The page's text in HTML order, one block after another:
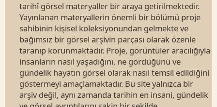
tarihî görsel materyaller bir araya getirilmektedir.
Yayınlanan materyallerin önemli bir bölümü proje
sahibinin kişisel koleksiyonundan gelmekte ve
bağımsız bir görsel arşivin parçası olarak özenle
taranıp korunmaktadır. Proje, görüntüler aracılığıyla
insanların nasıl yaşadığını, ne gördüğünü ve
gündelik hayatın görsel olarak nasıl temsil edildiğini
göstermeyi amaçlamaktadır. Bu site yalnızca bir
arşiv değil, aynı zamanda tarihin en insani, gündelik